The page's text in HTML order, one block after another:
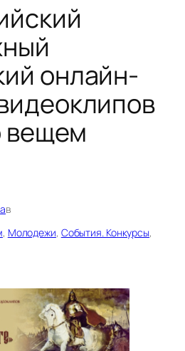
онлайн-
вещем
в
, Молодежи, События. Конкурсы